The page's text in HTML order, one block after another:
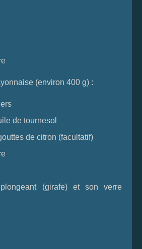
(environ 400 g) :
de tournesol
de citron (facultatif)
(girafe) et son verre